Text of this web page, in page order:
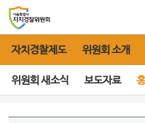
자치경찰제도 위원회 소개
위원회 새소식 보도자료